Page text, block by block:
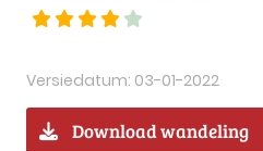
Versiedatum: 03-01-2022
Download wandeling